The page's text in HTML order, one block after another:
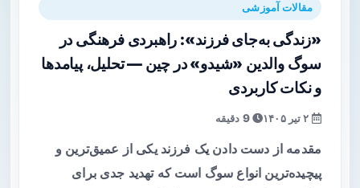
مقالات آموزشی
«زندگی به‌جای فرزند»: راهبردی فرهنگی در
سوگ والدین «شیدو» در چین — تحلیل، پیامدها
و نکات کاربردی
9 دقیقه
مقدمه از دست دادن یک فرزند یکی از عمیق‌ترین و
پیچیده‌ترین انواع سوگ است که تهدید جدی برای